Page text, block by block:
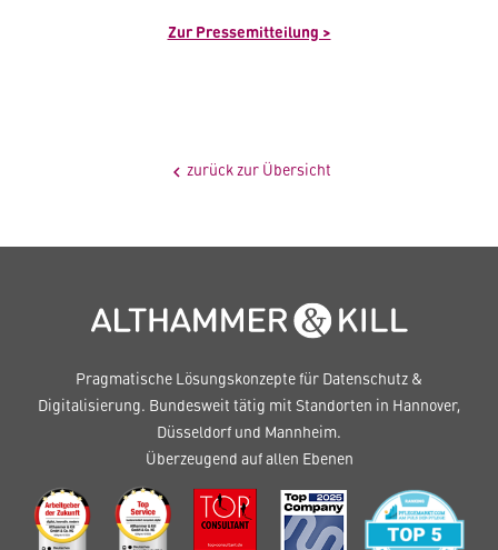
Zur Pressemitteilung >
chevron_left zurück zur Übersicht
Pragmatische Lösungskonzepte für Datenschutz &
Digitalisierung. Bundesweit tätig mit Standorten in Hannover,
Düsseldorf und Mannheim.
Überzeugend auf allen Ebenen